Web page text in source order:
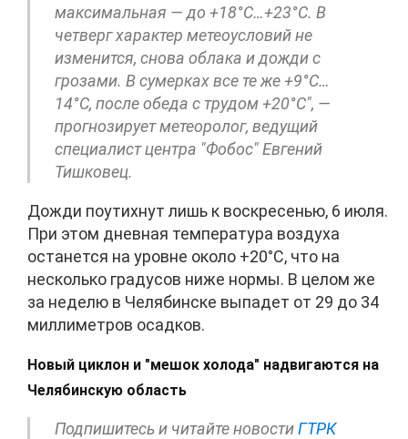
максимальная — до +18°C…+23°C. В
четверг характер метеоусловий не
изменится, снова облака и дожди с
грозами. В сумерках все те же +9°C…
14°C, после обеда с трудом +20°C", —
прогнозирует метеоролог, ведущий
специалист центра "Фобос" Евгений
Тишковец.
Дожди поутихнут лишь к воскресенью, 6 июля.
При этом дневная температура воздуха
останется на уровне около +20°C, что на
несколько градусов ниже нормы. В целом же
за неделю в Челябинске выпадет от 29 до 34
миллиметров осадков.
Новый циклон и "мешок холода" надвигаются на
Челябинскую область
Подпишитесь и читайте новостиГТРК